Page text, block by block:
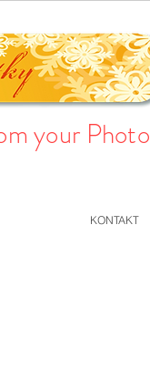
your Photo
KONTAKT